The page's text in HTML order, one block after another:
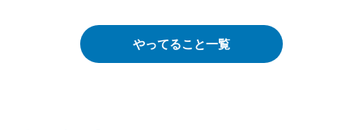
やってること一覧